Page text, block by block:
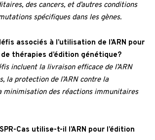
des cancers, et d’autres conditions
spécifiques dans les gènes.
associés à l’utilisation de l’ARN pour
thérapies d’édition génétique?
incluent la livraison efficace de l’ARN
la protection de l’ARN contre la
minimisation des réactions immunitaires
Cas utilise-t-il l’ARN pour l’édition